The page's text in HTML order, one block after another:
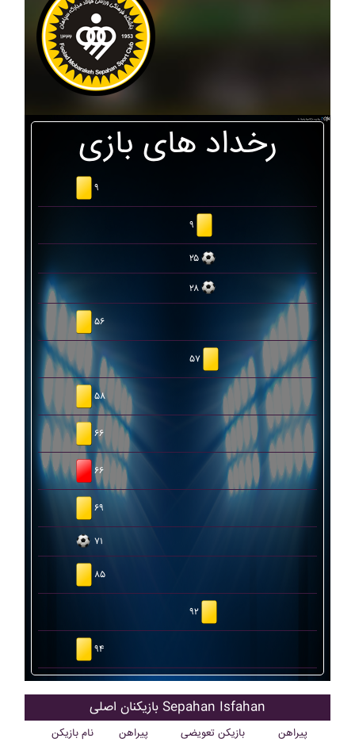
رخداد های بازی
۹
۹
۲۵
۲۸
۵۶
۵۷
۵۸
۶۶
۶۶
۶۹
۷۱
۸۵
۹۲
۹۴
بازیکنان اصلی Sepahan Isfahan
نام بازیکن پیراهن بازیکن تعویضی پیراهن